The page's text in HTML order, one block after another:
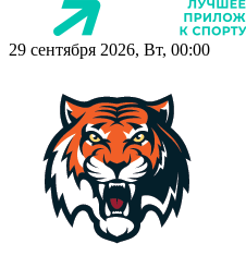
29 сентября 2026, Вт, 00:00